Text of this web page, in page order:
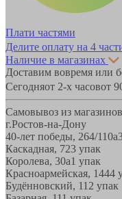
Плати частями
Делите оплату на 4
Наличие в магазинах
Доставим вовремя или
Сегодняот 2-х часовот
Самовывоз из
г.Ростов-на-Дону
40-лет победы, 264/110а
Каскадная, 723 упак
Королева, 30а1 упак
Красноармейская, 1444
Будённовский, 11 2 упак